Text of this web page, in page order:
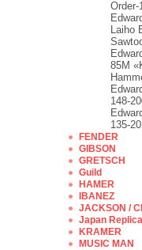
Order-
Laiho
85M
148-
135-
FENDER
GIBSON
GRETSCH
Guild
HAMER
IBANEZ
JACKSON /
Japan
KRAMER
MUSIC MAN